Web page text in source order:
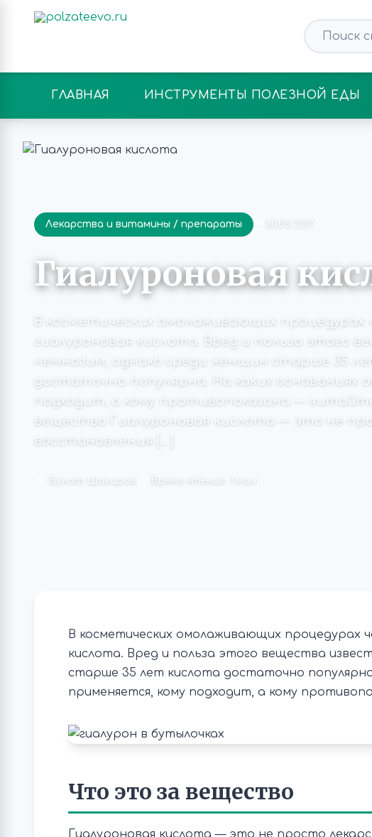
ГЛАВНАЯ ИНСТРУМЕНТЫ ПОЛЕЗНОЙ ЕДЫ
Лекарства и витамины / препараты 30.05.2017
Гиалуроновая
В косметических омолаживающих процедурах
гиалуроновая кислота. Вред и польза этого
немногим, однако среди женщин старше 35
достаточно популярна. На каких основаниях
подходит, а кому противопоказана —
вещество Гиалуроновая кислота — это не
восстановления […]
Булат Шакиров Время чтения: 1 мин
В косметических омолаживающих процедурах
кислота. Вред и польза этого вещества
старше 35 лет кислота достаточно
применяется, кому подходит, а кому
Что это за вещество
Гиалуроновая кислота — это не просто